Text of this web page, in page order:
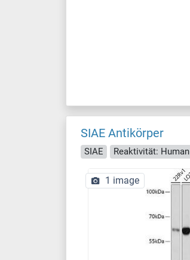
SIAE Antikörper
SIAE Reaktivität: Human
1 image